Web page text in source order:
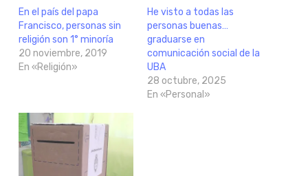
En el país del papa
Francisco, personas sin
religión son 1° minoría
20 noviembre, 2019
En «Religión»
He visto a todas las
personas buenas…
graduarse en
comunicación social de la
UBA
28 octubre, 2025
En «Personal»